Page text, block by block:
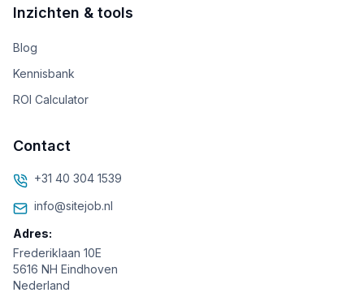
Inzichten & tools
Blog
Kennisbank
ROI Calculator
Contact
+31 40 304 1539
info@sitejob.nl
Adres:
Frederiklaan 10E
5616 NH Eindhoven
Nederland